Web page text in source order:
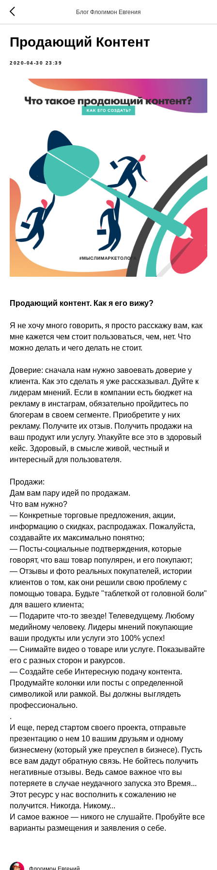
Блог Флогимон Евгения
Продающий Контент
2020-04-30 23:39
Продающий контент. Как я его вижу?
Я не хочу много говорить, я просто расскажу вам, как
мне кажется чем стоит пользоваться, чем, нет. Что
можно делать и чего делать не стоит.
Доверие: сначала нам нужно завоевать доверие у
клиента. Как это сделать я уже рассказывал. Дуйте к
лидерам мнений. Если в компании есть бюджет на
рекламу в инстаграм, обязательно пройдитесь по
блогерам в своем сегменте. Приобретите у них
рекламу. Получите их отзыв. Получить продажи на
ваш продукт или услугу. Упакуйте все это в здоровый
кейс. Здоровый, в смысле живой, честный и
интересный для пользователя.
Продажи:
Дам вам пару идей по продажам.
Что вам нужно?
— Конкретные торговые предложения, акции,
информацию о скидках, распродажах. Пожалуйста,
создавайте их максимально понятно;
— Посты-социальные подтверждения, которые
говорят, что ваш товар популярен, и его покупают;
— Отзывы и фото реальных покупателей, истории
клиентов о том, как они решили свою проблему с
помощью товара. Будьте "таблеткой от головной боли"
для вашего клиента;
— Подарите что-то звезде! Телеведущему. Любому
медийному человеку. Лидеры мнений покупающие
ваши продукты или услуги это 100% успех!
— Снимайте видео о товаре или услуге. Показывайте
его с разных сторон и ракурсов.
— Создайте себе Интересную подачу контента.
Продумайте колонки или посты с определенной
символикой или рамкой. Вы должны выглядеть
профессионально.
.
И еще, перед стартом своего проекта, отправьте
презентацию о нем 10 вашим друзьям и одному
бизнесмену (который уже преуспел в бизнесе). Пусть
все вам дадут обратную связь. Не бойтесь получить
негативные отзывы. Ведь самое важное что вы
потеряете в случае неудачного запуска это Время...
Этот ресурс у нас восполнить к сожалению не
получится. Никогда. Никому...
И самое важное — никого не слушайте. Пробуйте все
варианты размещения и заявления о себе.